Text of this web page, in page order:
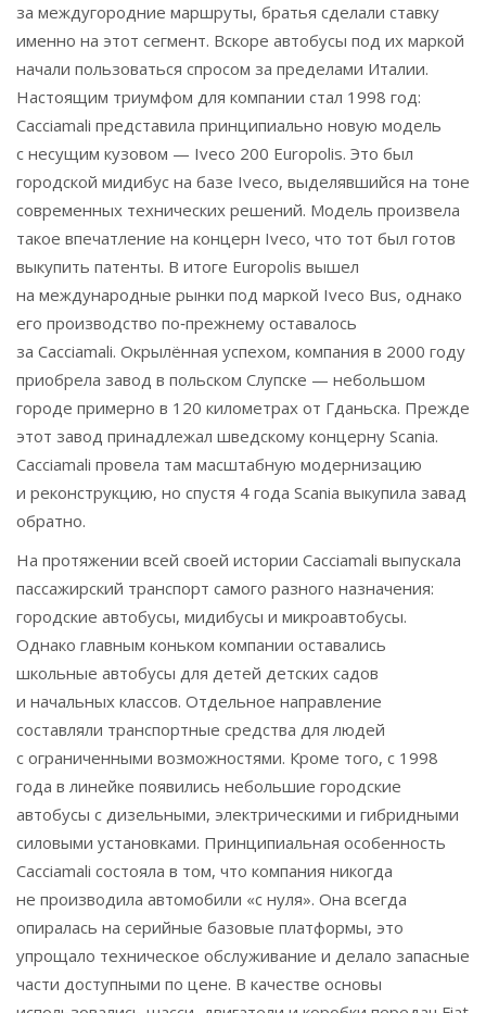
за междугородние маршруты, братья сделали ставку
именно на этот сегмент. Вскоре автобусы под их маркой
начали пользоваться спросом за пределами Италии.
Настоящим триумфом для компании стал 1998 год:
Cacciamali представила принципиально новую модель
с несущим кузовом — Iveco 200 Europolis. Это был
городской мидибус на базе Iveco, выделявшийся на тоне
современных технических решений. Модель произвела
такое впечатление на концерн Iveco, что тот был готов
выкупить патенты. В итоге Europolis вышел
на международные рынки под маркой Iveco Bus, однако
его производство по‑прежнему оставалось
за Cacciamali. Окрылённая успехом, компания в 2000 году
приобрела завод в польском Слупске — небольшом
городе примерно в 120 километрах от Гданьска. Прежде
этот завод принадлежал шведскому концерну Scania.
Cacciamali провела там масштабную модернизацию
и реконструкцию, но спустя 4 года Scania выкупила завад
обратно.
На протяжении всей своей истории Cacciamali выпускала
пассажирский транспорт самого разного назначения:
городские автобусы, мидибусы и микроавтобусы.
Однако главным коньком компании оставались
школьные автобусы для детей детских садов
и начальных классов. Отдельное направление
составляли транспортные средства для людей
с ограниченными возможностями. Кроме того, с 1998
года в линейке появились небольшие городские
автобусы с дизельными, электрическими и гибридными
силовыми установками. Принципиальная особенность
Cacciamali состояла в том, что компания никогда
не производила автомобили «с нуля». Она всегда
опиралась на серийные базовые платформы, это
упрощало техническое обслуживание и делало запасные
части доступными по цене. В качестве основы